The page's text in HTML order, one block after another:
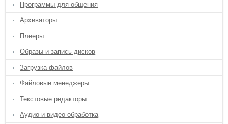
Программы для общения
Архиваторы
Плееры
Образы и запись дисков
Загрузка файлов
Файловые менеджеры
Текстовые редакторы
Аудио и видео обработка